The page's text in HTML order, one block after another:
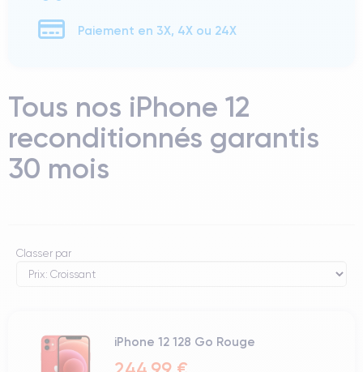
Paiement en 3X, 4X ou 24X
Tous nos iPhone 12
reconditionnés garantis
30 mois
Classer par
iPhone 12 128 Go Rouge